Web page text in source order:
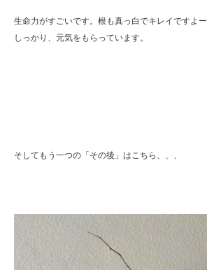
生命力がすごいです。根も真っ白でキレイですよー
しっかり、元気をもらっています。
そしてもう一つの「その後」はこちら、、、